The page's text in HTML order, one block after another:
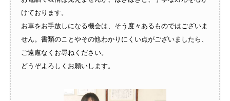
けております。
お車をお手放しになる機会は、そう度々あるものではございま
せん。書類のことやその他わかりにくい点がございましたら、
ご遠慮なくお尋ねください。
どうぞよろしくお願いします。